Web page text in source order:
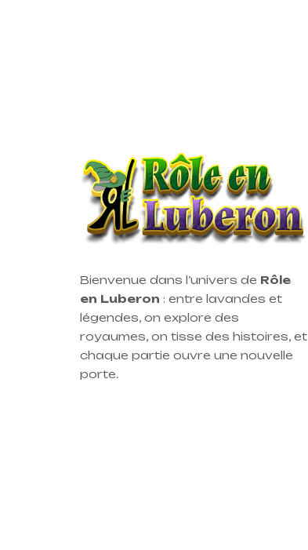
Bienvenue dans l’univers de Rôle
en Luberon : entre lavandes et
légendes, on explore des
royaumes, on tisse des histoires, et
chaque partie ouvre une nouvelle
porte.